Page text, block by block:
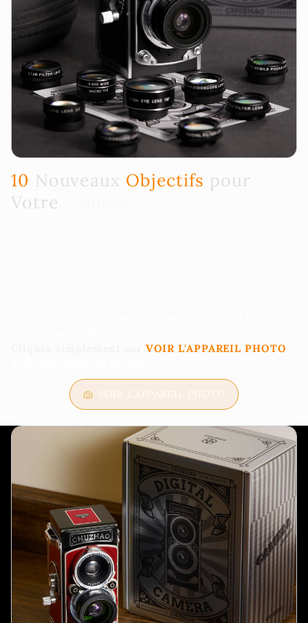
10 Nouveaux Objectifs pour
Votre
VOIR L'APPAREIL PHOTO
VOIR L'APPAREIL PHOTO